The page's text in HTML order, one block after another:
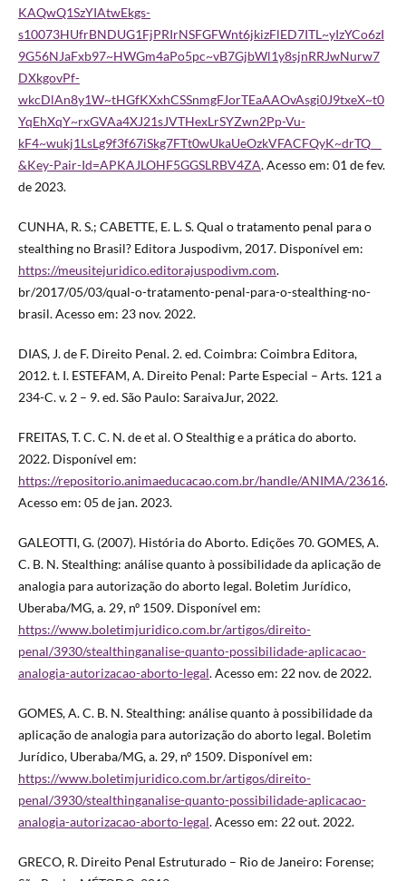
KAQwQ1SzYIAtwEkgs-
s10073HUfrBNDUG1FjPRIrNSFGFWnt6jkizFlED7ITL~yIzYCo6zI
9G56NJaFxb97~HWGm4aPo5pc~vB7GjbWl1y8sjnRRJwNurw7
DXkgovPf-
wkcDlAn8y1W~tHGfKXxhCSSnmgFJorTEaAAOvAsgi0J9txeX~t0
YqEhXqY~rxGVAa4XJ21sJVTHexLrSYZwn2Pp-Vu-
kF4~wukj1LsLg9f3f67iSkg7FTt0wUkaUeOzkVFACFQyK~drTQ__
&Key-Pair-Id=APKAJLOHF5GGSLRBV4ZA. Acesso em: 01 de fev.
de 2023.
CUNHA, R. S.; CABETTE, E. L. S. Qual o tratamento penal para o
stealthing no Brasil? Editora Juspodivm, 2017. Disponível em:
https://meusitejuridico.editorajuspodivm.com.
br/2017/05/03/qual-o-tratamento-penal-para-o-stealthing-no-
brasil. Acesso em: 23 nov. 2022.
DIAS, J. de F. Direito Penal. 2. ed. Coimbra: Coimbra Editora,
2012. t. I. ESTEFAM, A. Direito Penal: Parte Especial – Arts. 121 a
234-C. v. 2 – 9. ed. São Paulo: SaraivaJur, 2022.
FREITAS, T. C. C. N. de et al. O Stealthig e a prática do aborto.
2022. Disponível em:
https://repositorio.animaeducacao.com.br/handle/ANIMA/23616.
Acesso em: 05 de jan. 2023.
GALEOTTI, G. (2007). História do Aborto. Edições 70. GOMES, A.
C. B. N. Stealthing: análise quanto à possibilidade da aplicação de
analogia para autorização do aborto legal. Boletim Jurídico,
Uberaba/MG, a. 29, nº 1509. Disponível em:
https://www.boletimjuridico.com.br/artigos/direito-
penal/3930/stealthinganalise-quanto-possibilidade-aplicacao-
analogia-autorizacao-aborto-legal. Acesso em: 22 nov. de 2022.
GOMES, A. C. B. N. Stealthing: análise quanto à possibilidade da
aplicação de analogia para autorização do aborto legal. Boletim
Jurídico, Uberaba/MG, a. 29, nº 1509. Disponível em:
https://www.boletimjuridico.com.br/artigos/direito-
penal/3930/stealthinganalise-quanto-possibilidade-aplicacao-
analogia-autorizacao-aborto-legal. Acesso em: 22 out. 2022.
GRECO, R. Direito Penal Estruturado – Rio de Janeiro: Forense;